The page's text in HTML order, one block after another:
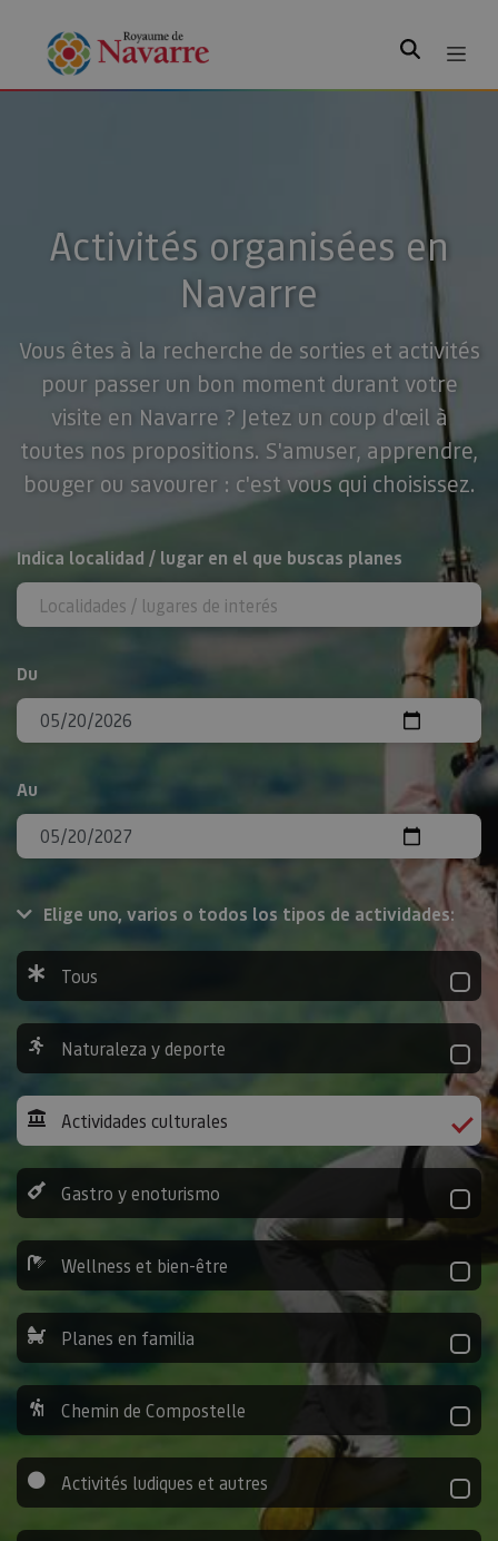
Rechercher
Activités organisées en
Navarre
Vous êtes à la recherche de sorties et activités
pour passer un bon moment durant votre
visite en Navarre ? Jetez un coup d'œil à
toutes nos propositions. S'amuser, apprendre,
bouger ou savourer : c'est vous qui choisissez.
Rechercher
Indica localidad / lugar en el que buscas planes
Du
Au
Elige uno, varios o todos los tipos de actividades:
Tous
Naturaleza y deporte
Actividades culturales
Gastro y enoturismo
Wellness et bien-être
Planes en familia
Chemin de Compostelle
Activités ludiques et autres